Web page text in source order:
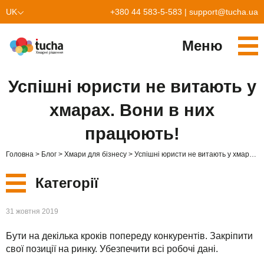
UK +380 44 583-5-583 | support@tucha.ua
Меню
TuchaBit+
TuchaBackup
Хмари для e-commerce
Віддалений офіс
Стати партнером
Відгуки
Кар'єра
Успішні юристи не витають у
хмарах. Вони в них
працюють!
Головна Блог Хмари для бізнесу Успішні юристи не витають у хмарах. Вони в них працюють!
Категорії
Нові
Сервіси
31 жовтня 2019
Бути на декілька кроків попереду конкурентів. Закріпити
свої позиції на ринку. Убезпечити всі робочі дані.